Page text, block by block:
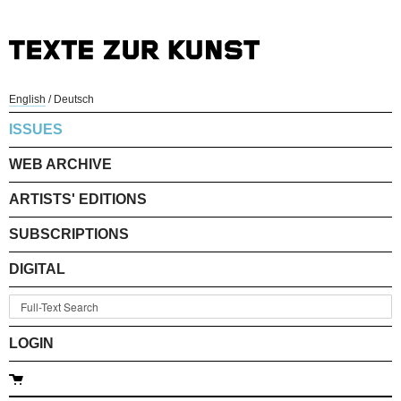
English / Deutsch
ISSUES
WEB ARCHIVE
ARTISTS' EDITIONS
SUBSCRIPTIONS
DIGITAL
LOGIN